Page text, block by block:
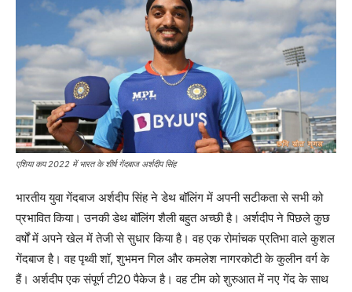
एशिया कप 2022 में भारत के शीर्ष गेंदबाज अर्शदीप सिंह
भारतीय युवा गेंदबाज अर्शदीप सिंह ने डेथ बॉलिंग में अपनी सटीकता से सभी को
प्रभावित किया। उनकी डेथ बॉलिंग शैली बहुत अच्छी है। अर्शदीप ने पिछले कुछ
वर्षों में अपने खेल में तेजी से सुधार किया है। वह एक रोमांचक प्रतिभा वाले कुशल
गेंदबाज है। वह पृथ्वी शॉ, शुभमन गिल और कमलेश नागरकोटी के कुलीन वर्ग के
हैं। अर्शदीप एक संपूर्ण टी20 पैकेज है। वह टीम को शुरुआत में नए गेंद के साथ